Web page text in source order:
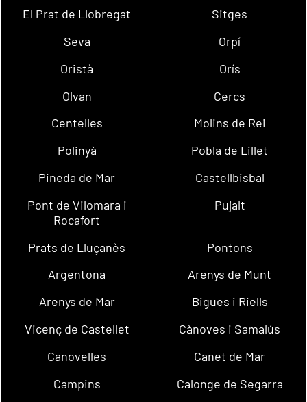
El Prat de Llobregat
Sitges
Seva
Orpí
Oristà
Orís
Olvan
Cercs
Centelles
Molins de Rei
Polinyà
Pobla de Lillet
Pineda de Mar
Castellbisbal
Pont de Vilomara i
Rocafort
Pujalt
Prats de Lluçanès
Pontons
Argentona
Arenys de Munt
Arenys de Mar
Bigues i Riells
Vicenç de Castellet
Cànoves i Samalús
Canovelles
Canet de Mar
Campins
Calonge de Segarra